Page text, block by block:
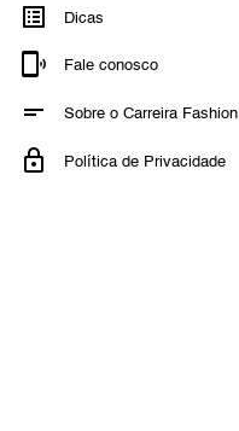
Dicas
Fale conosco
Sobre o Carreira Fashion
Política de Privacidade